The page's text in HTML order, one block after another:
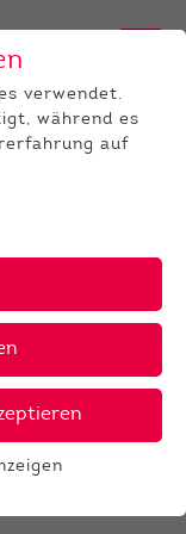
verwendet.
während es
auf